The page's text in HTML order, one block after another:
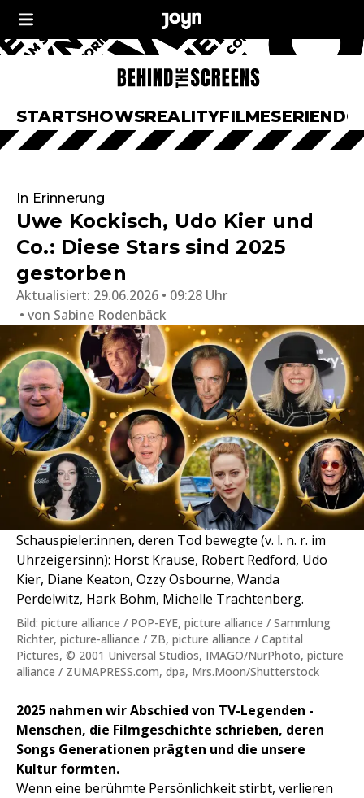
STARTSHOWSREALITYFILMESERIEN
In Erinnerung
Uwe Kockisch, Udo Kier und
Co.: Diese Stars sind 2025
gestorben
Aktualisiert: 29.06.2026 • 09:28 Uhr
von Sabine Rodenbäck
Schauspieler:innen, deren Tod bewegte (v. l. n. r. im
Uhrzeigersinn): Horst Krause, Robert Redford, Udo
Kier, Diane Keaton, Ozzy Osbourne, Wanda
Perdelwitz, Hark Bohm, Michelle Trachtenberg.
Bild: picture alliance / POP-EYE, picture alliance / Sammlung
Richter, picture-alliance / ZB, picture alliance / Captital
Pictures, © 2001 Universal Studios, IMAGO/NurPhoto, picture
alliance / ZUMAPRESS.com, dpa, Mrs.Moon/Shutterstock
2025 nahmen wir Abschied von TV-Legenden -
Menschen, die Filmgeschichte schrieben, deren
Songs Generationen prägten und die unsere
Kultur formten.
Wenn eine berühmte Persönlichkeit stirbt, verlieren